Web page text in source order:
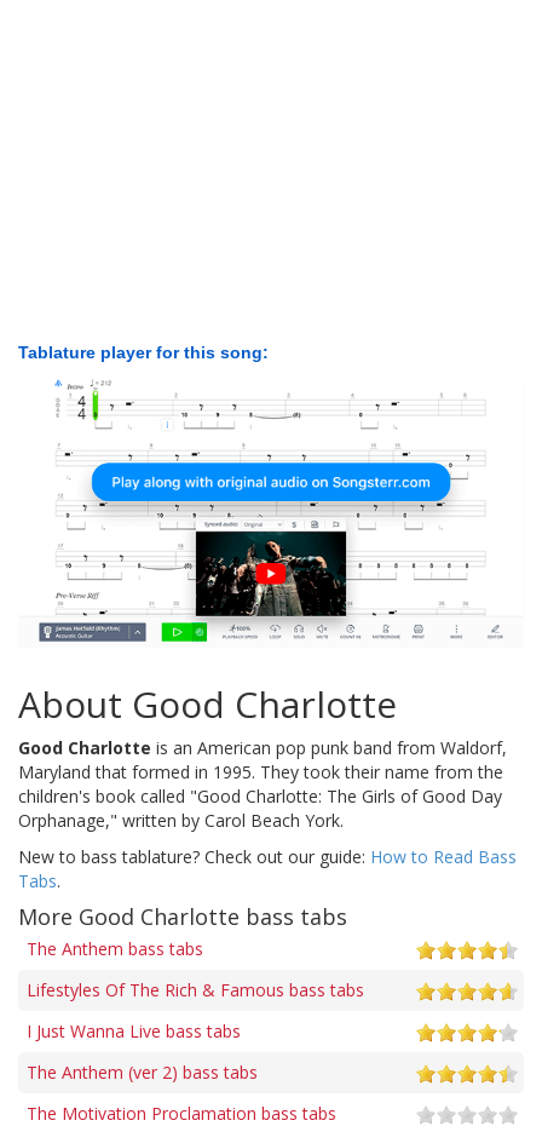
Tablature player for this song:
About Good Charlotte
Good Charlotte is an American pop punk band from Waldorf,
Maryland that formed in 1995. They took their name from the
children's book called "Good Charlotte: The Girls of Good Day
Orphanage," written by Carol Beach York.
New to bass tablature? Check out our guide: How to Read Bass
Tabs.
More Good Charlotte bass tabs
The Anthem bass tabs
Lifestyles Of The Rich & Famous bass tabs
I Just Wanna Live bass tabs
The Anthem (ver 2) bass tabs
The Motivation Proclamation bass tabs